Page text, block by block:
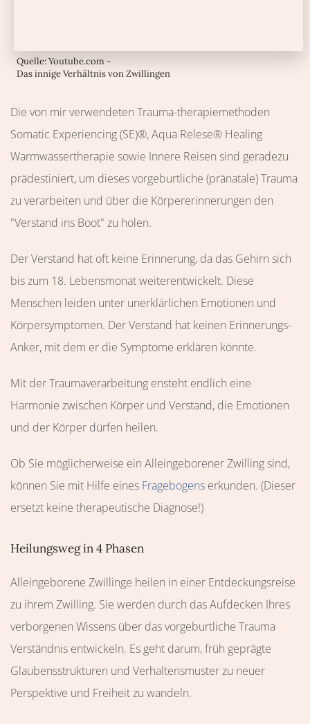
Quelle: Youtube.com -
Das innige Verhältnis von Zwillingen
Die von mir verwendeten Trauma-therapiemethoden
Somatic Experiencing (SE)®, Aqua Relese® Healing
Warmwassertherapie sowie Innere Reisen sind geradezu
prädestiniert, um dieses vorgeburtliche (pränatale) Trauma
zu verarbeiten und über die Körpererinnerungen den
"Verstand ins Boot" zu holen.
Der Verstand hat oft keine Erinnerung, da das Gehirn sich
bis zum 18. Lebensmonat weiterentwickelt. Diese
Menschen leiden unter unerklärlichen Emotionen und
Körpersymptomen. Der Verstand hat keinen Erinnerungs-
Anker, mit dem er die Symptome erklären könnte.
Mit der Traumaverarbeitung ensteht endlich eine
Harmonie zwischen Körper und Verstand, die Emotionen
und der Körper dürfen heilen.
Ob Sie möglicherweise ein Alleingeborener Zwilling sind,
können Sie mit Hilfe eines Fragebogens erkunden. (Dieser
ersetzt keine therapeutische Diagnose!)
Heilungsweg in 4 Phasen
Alleingeborene Zwillinge heilen in einer Entdeckungsreise
zu ihrem Zwilling. Sie werden durch das Aufdecken Ihres
verborgenen Wissens über das vorgeburtliche Trauma
Verständnis entwickeln. Es geht darum, früh geprägte
Glaubensstrukturen und Verhaltensmuster zu neuer
Perspektive und Freiheit zu wandeln.